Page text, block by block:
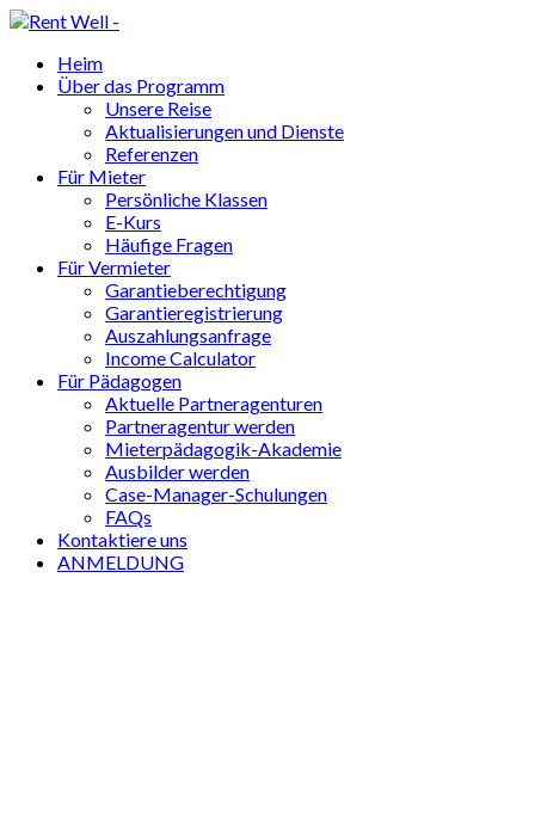
Heim
Über das Programm
Unsere Reise
Aktualisierungen und Dienste
Referenzen
Für Mieter
Persönliche Klassen
E-Kurs
Häufige Fragen
Für Vermieter
Garantieberechtigung
Garantieregistrierung
Auszahlungsanfrage
Income Calculator
Für Pädagogen
Aktuelle Partneragenturen
Partneragentur werden
Mieterpädagogik-Akademie
Ausbilder werden
Case-Manager-Schulungen
FAQs
Kontaktiere uns
ANMELDUNG